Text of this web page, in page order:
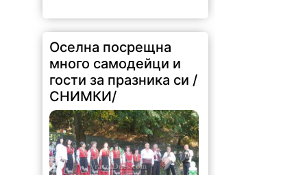
141 | 2026-08-09 16:09:36
С водосвет, отслужен от отец
Николай Петров започна
честването на празника на
красивото мездренско село